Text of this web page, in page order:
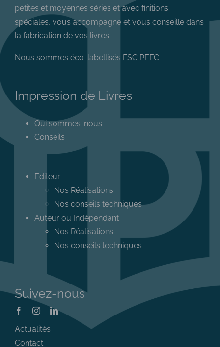
petites et moyennes séries et avec finitions
spéciales, vous accompagne et vous conseille dans
la fabrication de vos livres.
Nous sommes éco-labellisés FSC PEFC.
Impression de Livres
Qui sommes-nous
Conseils
Editeur
Nos Réalisations
Nos conseils techniques
Auteur ou Indépendant
Nos Réalisations
Nos conseils techniques
Suivez-nous
Actualités
Contact